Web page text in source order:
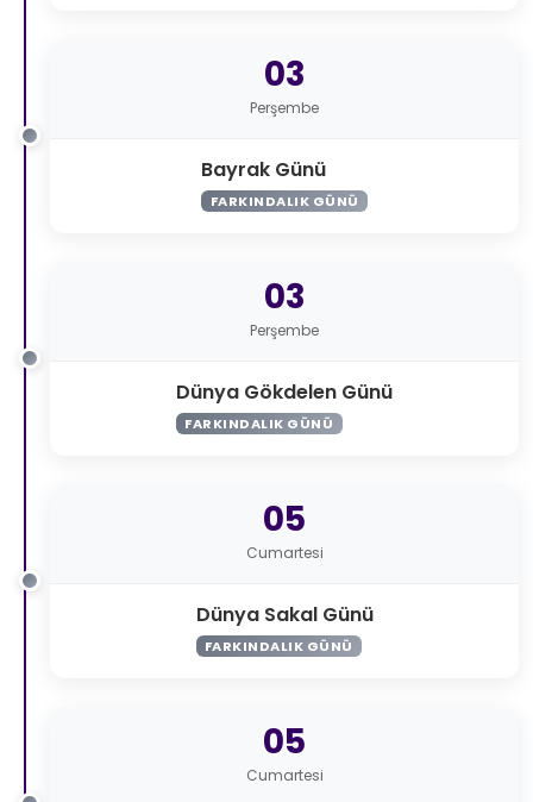
03
Perşembe
Bayrak Günü
FARKINDALIK GÜNÜ
03
Perşembe
Dünya Gökdelen Günü
FARKINDALIK GÜNÜ
05
Cumartesi
Dünya Sakal Günü
FARKINDALIK GÜNÜ
05
Cumartesi